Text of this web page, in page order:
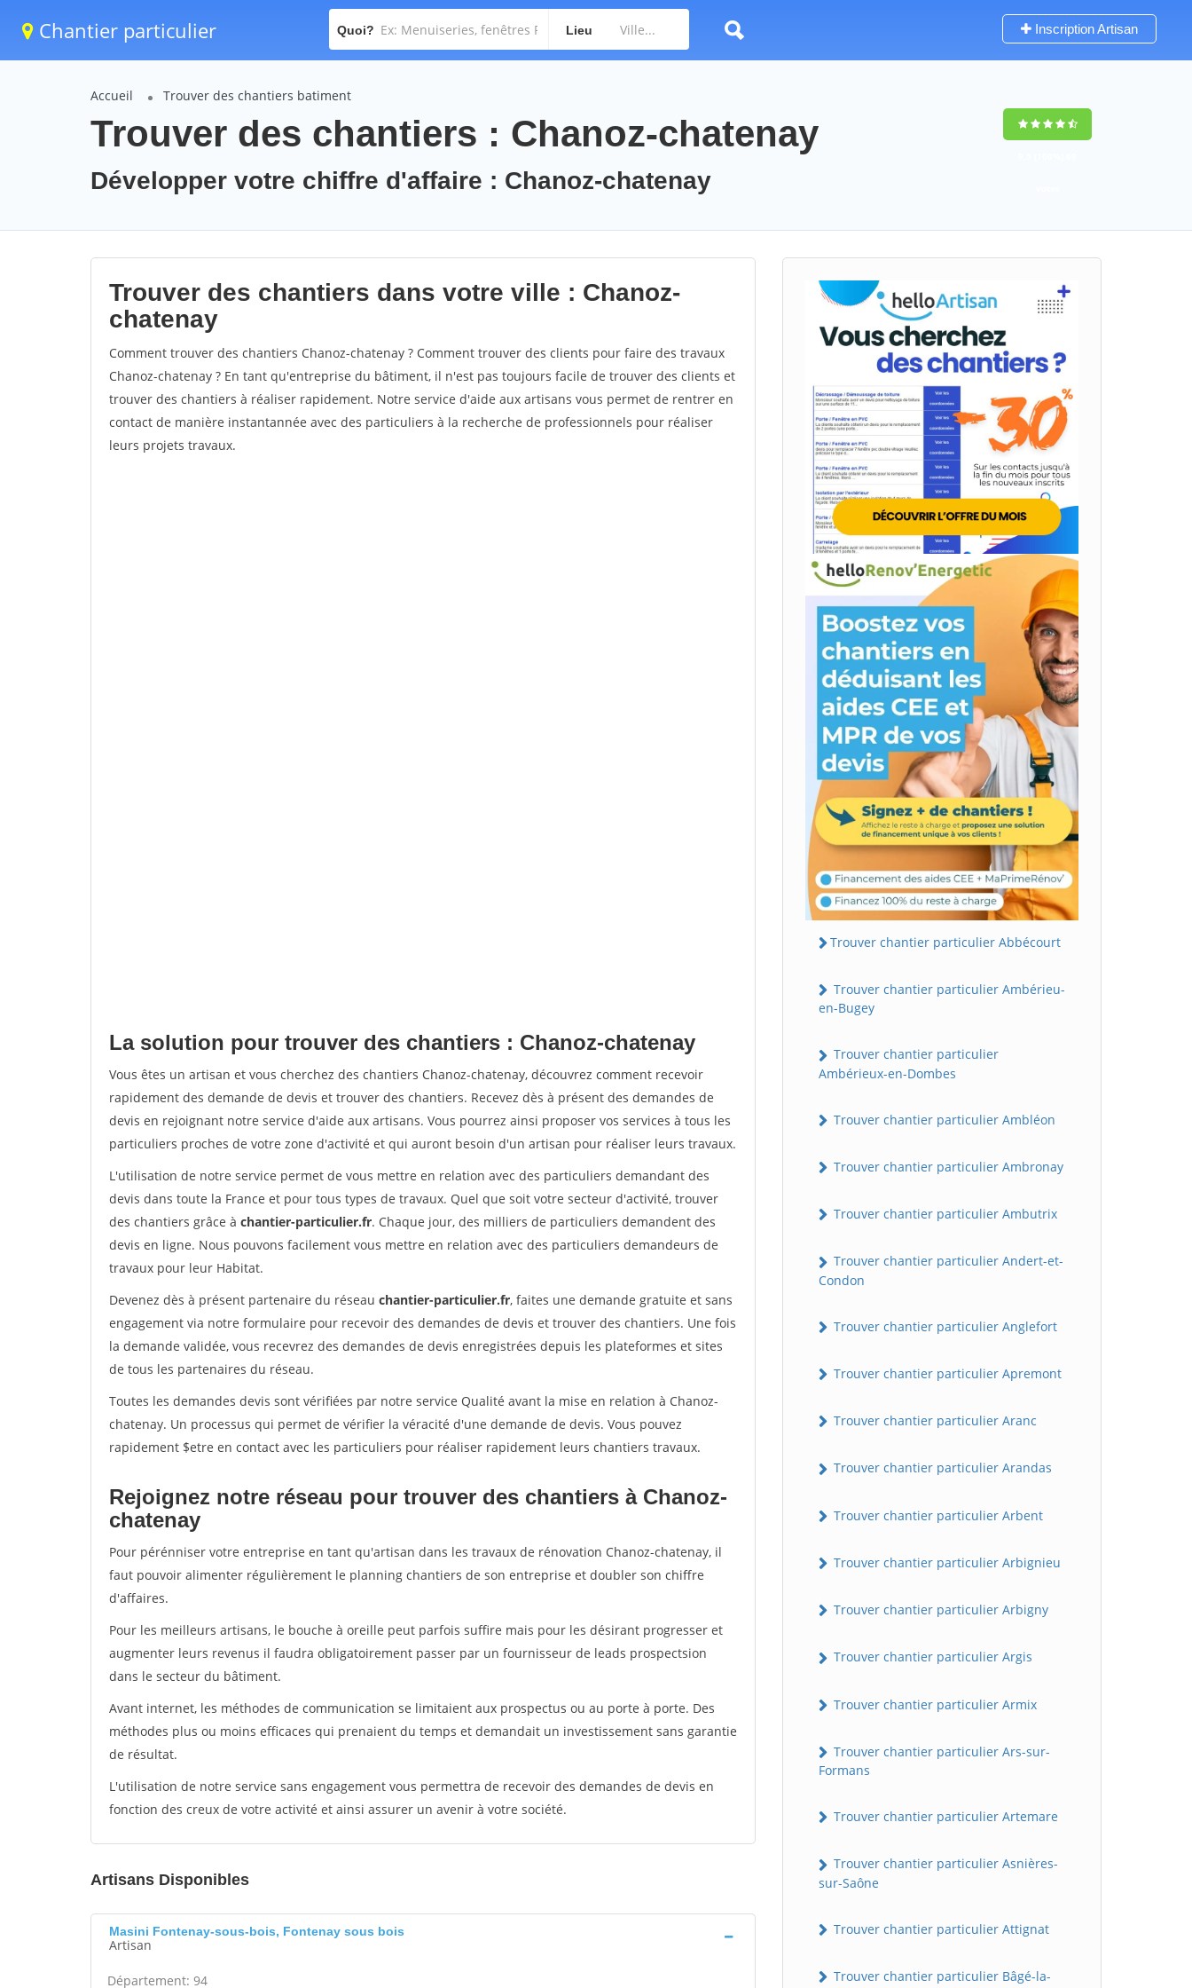
Chantier particulier Quoi? Lieu Inscription Artisan
Accueil Trouver des chantiers batiment
Trouver des chantiers : Chanoz-chatenay
Développer votre chiffre d'affaire : Chanoz-chatenay
Trouver des chantiers dans votre ville : Chanoz-
chatenay
Comment trouver des chantiers Chanoz-chatenay ? Comment trouver des clients pour faire des travaux
Chanoz-chatenay ? En tant qu'entreprise du bâtiment, il n'est pas toujours facile de trouver des clients et
trouver des chantiers à réaliser rapidement. Notre service d'aide aux artisans vous permet de rentrer en
contact de manière instantannée avec des particuliers à la recherche de professionnels pour réaliser
leurs projets travaux.
La solution pour trouver des chantiers : Chanoz-chatenay
Vous êtes un artisan et vous cherchez des chantiers Chanoz-chatenay, découvrez comment recevoir
rapidement des demande de devis et trouver des chantiers. Recevez dès à présent des demandes de
devis en rejoignant notre service d'aide aux artisans. Vous pourrez ainsi proposer vos services à tous les
particuliers proches de votre zone d'activité et qui auront besoin d'un artisan pour réaliser leurs travaux.
L'utilisation de notre service permet de vous mettre en relation avec des particuliers demandant des
devis dans toute la France et pour tous types de travaux. Quel que soit votre secteur d'activité, trouver
des chantiers grâce à chantier-particulier.fr. Chaque jour, des milliers de particuliers demandent des
devis en ligne. Nous pouvons facilement vous mettre en relation avec des particuliers demandeurs de
travaux pour leur Habitat.
Devenez dès à présent partenaire du réseau chantier-particulier.fr, faites une demande gratuite et sans
engagement via notre formulaire pour recevoir des demandes de devis et trouver des chantiers. Une fois
la demande validée, vous recevrez des demandes de devis enregistrées depuis les plateformes et sites
de tous les partenaires du réseau.
Toutes les demandes devis sont vérifiées par notre service Qualité avant la mise en relation à Chanoz-
chatenay. Un processus qui permet de vérifier la véracité d'une demande de devis. Vous pouvez
rapidement $etre en contact avec les particuliers pour réaliser rapidement leurs chantiers travaux.
Rejoignez notre réseau pour trouver des chantiers à Chanoz-
chatenay
Pour pérénniser votre entreprise en tant qu'artisan dans les travaux de rénovation Chanoz-chatenay, il
faut pouvoir alimenter régulièrement le planning chantiers de son entreprise et doubler son chiffre
d'affaires.
Pour les meilleurs artisans, le bouche à oreille peut parfois suffire mais pour les désirant progresser et
augmenter leurs revenus il faudra obligatoirement passer par un fournisseur de leads prospectsion
dans le secteur du bâtiment.
Avant internet, les méthodes de communication se limitaient aux prospectus ou au porte à porte. Des
méthodes plus ou moins efficaces qui prenaient du temps et demandait un investissement sans garantie
de résultat.
L'utilisation de notre service sans engagement vous permettra de recevoir des demandes de devis en
fonction des creux de votre activité et ainsi assurer un avenir à votre société.
Artisans Disponibles
Masini Fontenay-sous-bois, Fontenay sous bois
Artisan
Département: 94
Trouver chantier particulier Abbécourt
Trouver chantier particulier Ambérieu-
en-Bugey
Trouver chantier particulier
Ambérieux-en-Dombes
Trouver chantier particulier Ambléon
Trouver chantier particulier Ambronay
Trouver chantier particulier Ambutrix
Trouver chantier particulier Andert-et-
Condon
Trouver chantier particulier Anglefort
Trouver chantier particulier Apremont
Trouver chantier particulier Aranc
Trouver chantier particulier Arandas
Trouver chantier particulier Arbent
Trouver chantier particulier Arbignieu
Trouver chantier particulier Arbigny
Trouver chantier particulier Argis
Trouver chantier particulier Armix
Trouver chantier particulier Ars-sur-
Formans
Trouver chantier particulier Artemare
Trouver chantier particulier Asnières-
sur-Saône
Trouver chantier particulier Attignat
Trouver chantier particulier Bâgé-la-